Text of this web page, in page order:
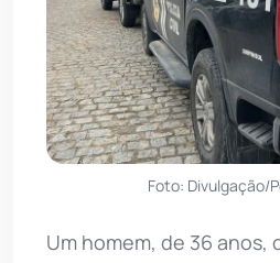
Foto: Divulgação/
Um homem, de 36 anos,